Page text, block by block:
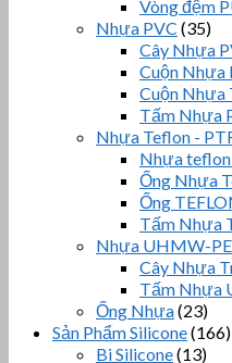
Vòng đệm
Nhựa PVC (35)
Cây Nhựa
Cuộn Nhựa
Cuộn Nhựa
Tấm Nhựa
Nhựa Teflon -
Nhựa
Ống Nhựa
Ống
Tấm Nhựa
Nhựa UHMW-PE
Cây Nhựa
Tấm Nhựa
Ống Nhựa(23)
Sản Phẩm Silicone(166)
Bi Silicone(13)